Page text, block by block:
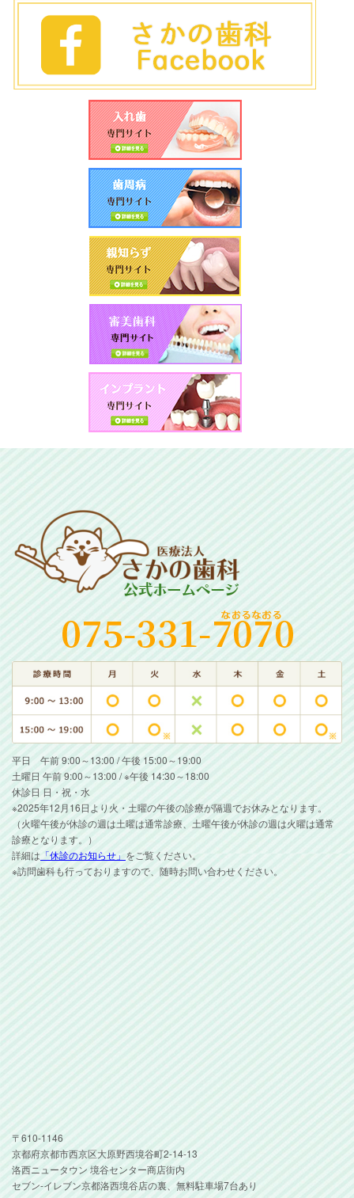
平日 午前 9:00～13:00 / 午後 15:00～19:00
土曜日 午前 9:00～13:00 / ※午後 14:30～18:00
休診日 日・祝・水
※2025年12月16日より火・土曜の午後の診療が隔週でお休みとなります。
（火曜午後が休診の週は土曜は通常診療、土曜午後が休診の週は火曜は通常
診療となります。）
詳細は 「休診のお知らせ」 をご覧ください。
※訪問歯科も行っておりますので、随時お問い合わせください。
〒610-1146
京都府京都市西京区大原野西境谷町2-14-13
洛西ニュータウン 境谷センター商店街内
セブン-イレブン京都洛西境谷店の裏、無料駐車場7台あり